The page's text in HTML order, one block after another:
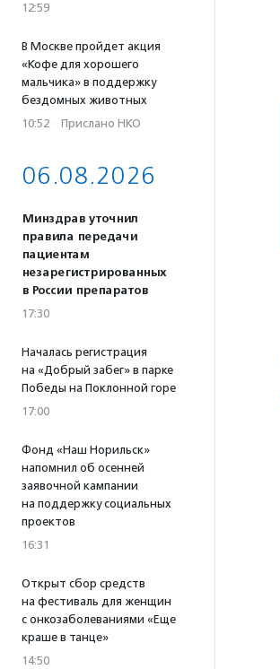
12:59
В Москве пройдет акция
«Кофе для хорошего
мальчика» в поддержку
бездомных животных
10:52 · Прислано НКО
06.08.2026
Минздрав уточнил
правила передачи
пациентам
незарегистрированных
в России препаратов
17:30
Началась регистрация
на «Добрый забег» в парке
Победы на Поклонной горе
17:00
Фонд «Наш Норильск»
напомнил об осенней
заявочной кампании
на поддержку социальных
проектов
16:31
Открыт сбор средств
на фестиваль для женщин
с онкозаболеваниями «Еще
краше в танце»
14:50